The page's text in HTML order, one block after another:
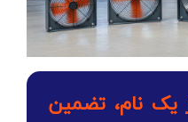
یک نام، تضمین